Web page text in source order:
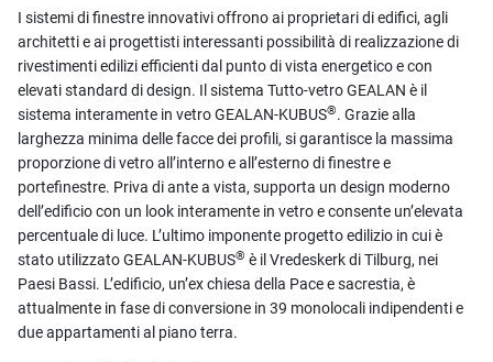
I sistemi di finestre innovativi offrono ai proprietari di edifici, agli
architetti e ai progettisti interessanti possibilità di realizzazione di
rivestimenti edilizi efficienti dal punto di vista energetico e con
elevati standard di design. Il sistema Tutto-vetro GEALAN è il
sistema interamente in vetro GEALAN-KUBUS®. Grazie alla
larghezza minima delle facce dei profili, si garantisce la massima
proporzione di vetro all’interno e all’esterno di finestre e
portefinestre. Priva di ante a vista, supporta un design moderno
dell’edificio con un look interamente in vetro e consente un’elevata
percentuale di luce. L’ultimo imponente progetto edilizio in cui è
stato utilizzato GEALAN-KUBUS® è il Vredeskerk di Tilburg, nei
Paesi Bassi. L’edificio, un’ex chiesa della Pace e sacrestia, è
attualmente in fase di conversione in 39 monolocali indipendenti e
due appartamenti al piano terra.